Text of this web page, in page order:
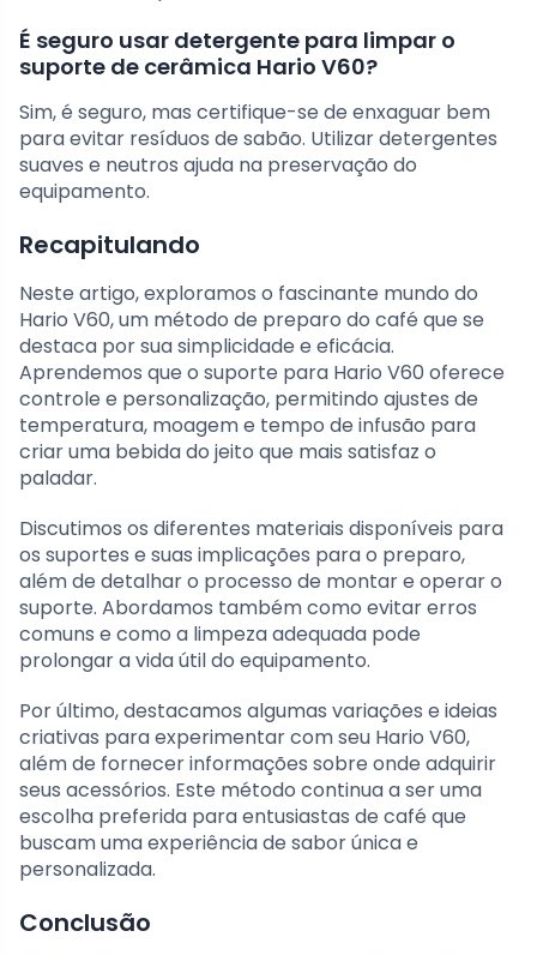
É seguro usar detergente para limpar o
suporte de cerâmica Hario V60?
Sim, é seguro, mas certifique-se de enxaguar bem
para evitar resíduos de sabão. Utilizar detergentes
suaves e neutros ajuda na preservação do
equipamento.
Recapitulando
Neste artigo, exploramos o fascinante mundo do
Hario V60, um método de preparo do café que se
destaca por sua simplicidade e eficácia.
Aprendemos que o suporte para Hario V60 oferece
controle e personalização, permitindo ajustes de
temperatura, moagem e tempo de infusão para
criar uma bebida do jeito que mais satisfaz o
paladar.
Discutimos os diferentes materiais disponíveis para
os suportes e suas implicações para o preparo,
além de detalhar o processo de montar e operar o
suporte. Abordamos também como evitar erros
comuns e como a limpeza adequada pode
prolongar a vida útil do equipamento.
Por último, destacamos algumas variações e ideias
criativas para experimentar com seu Hario V60,
além de fornecer informações sobre onde adquirir
seus acessórios. Este método continua a ser uma
escolha preferida para entusiastas de café que
buscam uma experiência de sabor única e
personalizada.
Conclusão